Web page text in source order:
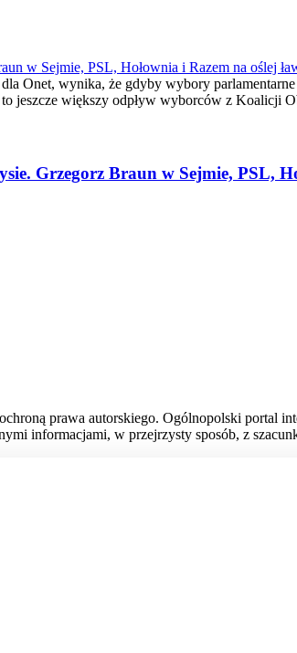
w Sejmie, PSL, Hołownia i Razem na oślej
Onet, wynika, że gdyby wybory
jeszcze większy odpływ wyborców z
Grzegorz Braun w Sejmie, PSL,
prawa autorskiego. Ogólnopolski portal
informacjami, w przejrzysty sposób, z